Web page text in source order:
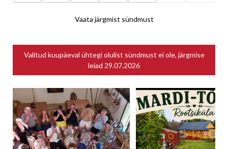
Vaata järgmist sündmust
Valitud kuupäeval ühtegi olulist sündmust ei ole, järgmise
leiad 29.07.2026